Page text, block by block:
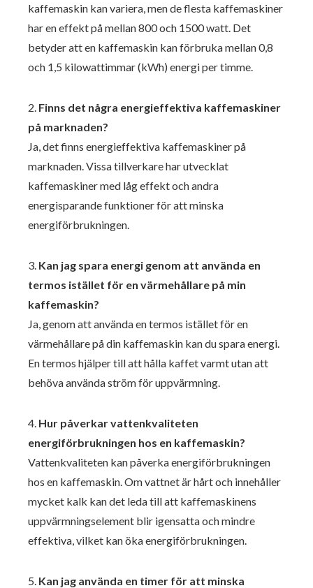
kaffemaskin kan variera, men de flesta kaffemaskiner
har en effekt på mellan 800 och 1500 watt. Det
betyder att en kaffemaskin kan förbruka mellan 0,8
och 1,5 kilowattimmar (kWh) energi per timme.
2. Finns det några energieffektiva kaffemaskiner
på marknaden?
Ja, det finns energieffektiva kaffemaskiner på
marknaden. Vissa tillverkare har utvecklat
kaffemaskiner med låg effekt och andra
energisparande funktioner för att minska
energiförbrukningen.
3. Kan jag spara energi genom att använda en
termos istället för en värmehållare på min
kaffemaskin?
Ja, genom att använda en termos istället för en
värmehållare på din kaffemaskin kan du spara energi.
En termos hjälper till att hålla kaffet varmt utan att
behöva använda ström för uppvärmning.
4. Hur påverkar vattenkvaliteten
energiförbrukningen hos en kaffemaskin?
Vattenkvaliteten kan påverka energiförbrukningen
hos en kaffemaskin. Om vattnet är hårt och innehåller
mycket kalk kan det leda till att kaffemaskinens
uppvärmningselement blir igensatta och mindre
effektiva, vilket kan öka energiförbrukningen.
5. Kan jag använda en timer för att minska